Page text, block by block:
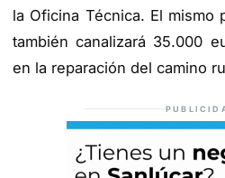
la Oficina Técnica. El mismo
también canalizará 35.000
en la reparación del camino